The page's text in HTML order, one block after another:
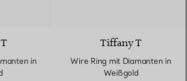
in
Tiffany T
Wire Ring mit Diamanten in
Weißgold